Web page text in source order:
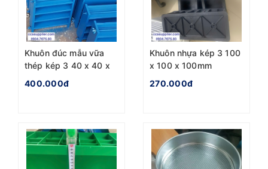
Khuôn đúc mẫu vữa
thép kép 3 40 x 40 x
160mm
400.000đ
Khuôn nhựa kép 3 100
x 100 x 100mm
270.000đ